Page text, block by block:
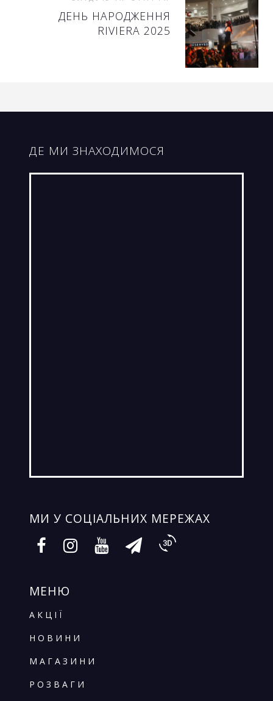
ДЕНЬ НАРОДЖЕННЯ
RIVIERA 2025
ДЕ МИ ЗНАХОДИМОСЯ
МИ У СОЦIАЛЬНИХ МЕРЕЖАХ
МЕНЮ
АКЦІЇ
НОВИНИ
МАГАЗИНИ
РОЗВАГИ